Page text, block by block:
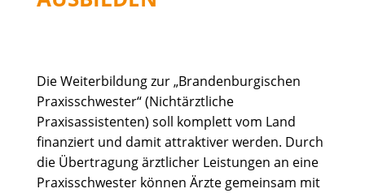
Die Weiterbildung zur „Brandenburgischen
Praxisschwester“ (Nichtärztliche
Praxisassistenten) soll komplett vom Land
finanziert und damit attraktiver werden. Durch
die Übertragung ärztlicher Leistungen an eine
Praxisschwester können Ärzte gemeinsam mit